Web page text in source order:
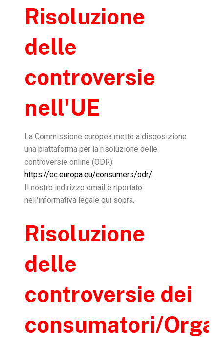
Risoluzione
delle
controversie
nell'UE
La Commissione europea mette a disposizione
una piattaforma per la risoluzione delle
controversie online (ODR):
https://ec.europa.eu/consumers/odr/
Il nostro indirizzo email è riportato
nell'informativa legale qui sopra.
Risoluzione
delle
controversie dei
consumatori/